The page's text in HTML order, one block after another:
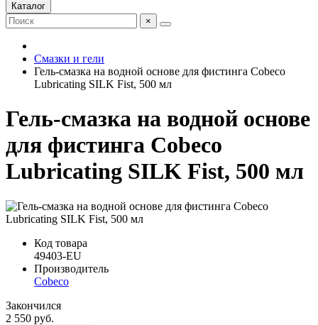
Каталог
×
Смазки и гели
Гель-смазка на водной основе для фистинга Cobeco
Lubricating SILK Fist, 500 мл
Гель-смазка на водной основе
для фистинга Cobeco
Lubricating SILK Fist, 500 мл
Код товара
49403-EU
Производитель
Cobeco
Закончился
2 550 руб.